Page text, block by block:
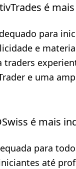
é
para
e
traders
e uma
é mais
para
até